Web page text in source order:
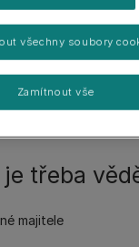
je třeba
majitele
Zamítnout vše
všechny soubory